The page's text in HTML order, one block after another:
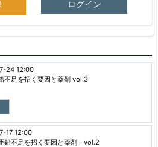
ログイン
不足を招く要因と薬剤 vol.3
24 12:00
鉛不足を招く要因と薬剤」vol.2
17 12:00